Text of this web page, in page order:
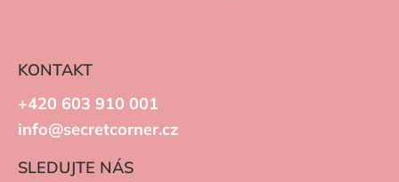
KONTAKT
+420 603 910 001
info@secretcorner.cz
SLEDUJTE NÁS